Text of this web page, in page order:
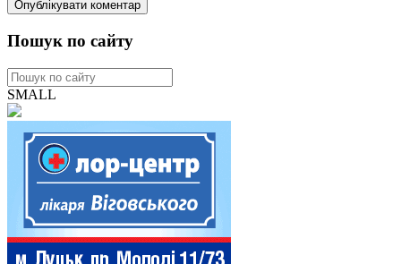
Пошук по сайту
SMALL